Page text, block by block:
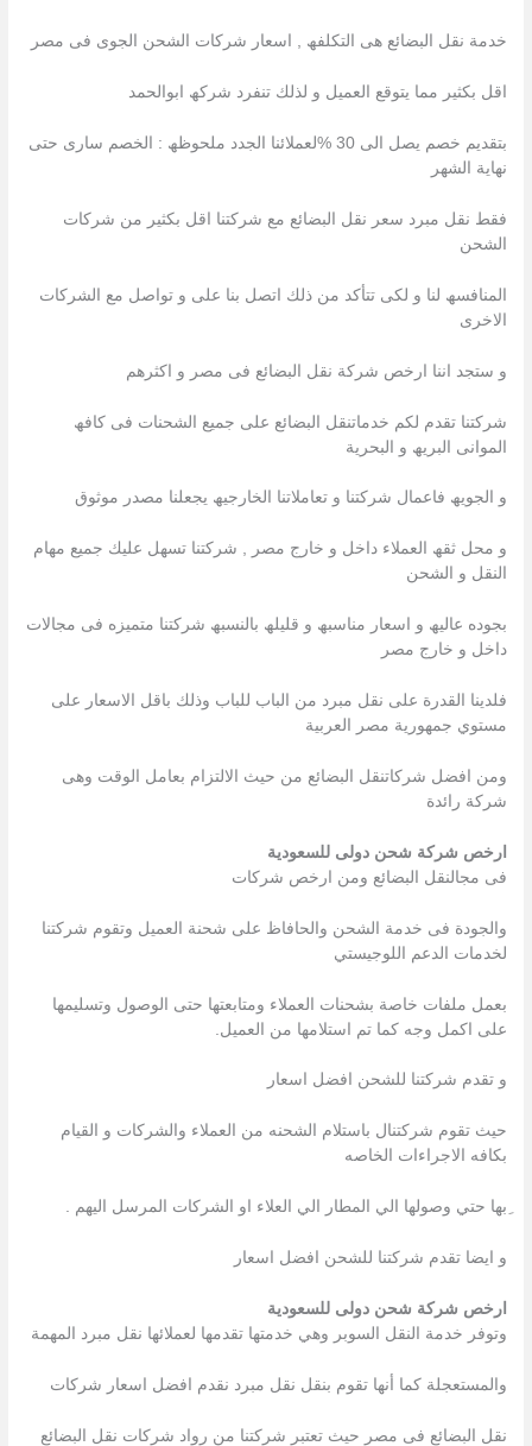
خدمة نقل البضائع ھى التكلفھ , اسعار شركات الشحن الجوى فى مصر
اقل بكثیر مما یتوقع العمیل و لذلك تنفرد شركھ ابوالحمد
بتقدیم خصم یصل الى 30 %لعملائنا الجدد ملحوظھ : الخصم سارى حتى
نھایة الشھر
فقط نقل مبرد سعر نقل البضائع مع شركتنا اقل بكثیر من شركات
الشحن
المنافسھ لنا و لكى تتأكد من ذلك اتصل بنا على و تواصل مع الشركات
الاخرى
و ستجد اننا ارخص شركة نقل البضائع فى مصر و اكثرھم
شركتنا تقدم لكم خدماتنقل البضائع على جمیع الشحنات فى كافھ
الموانى البریھ و البحریة
و الجویھ فاعمال شركتنا و تعاملاتنا الخارجیھ یجعلنا مصدر موثوق
و محل ثقھ العملاء داخل و خارج مصر , شركتنا تسھل علیك جمیع مھام
النقل و الشحن
بجوده عالیھ و اسعار مناسبھ و قلیلھ بالنسبھ شركتنا متمیزه فى مجالات
داخل و خارج مصر
فلدينا القدرة على نقل مبرد من الباب للباب وذلك باقل الاسعار على
مستوي جمهورية مصر العربية
ومن افضل شركاتنقل البضائع من حيث الالتزام بعامل الوقت وهى
شركة رائدة
ارخص شركة شحن دولى للسعودية
فى مجالنقل البضائع ومن ارخص شركات
والجودة فى خدمة الشحن والحافاظ على شحنة العميل وتقوم شركتنا
لخدمات الدعم اللوجيستي
بعمل ملفات خاصة بشحنات العملاء ومتابعتها حتى الوصول وتسليمها
على اكمل وجه كما تم استلامها من العميل.
و تقدم شركتنا للشحن افضل اسعار
حيث تقوم شركتنال باستلام الشحنه من العملاء والشركات و القيام
بكافه الاجراءات الخاصه
ِبها حتي وصولها الي المطار الي العلاء او الشركات المرسل اليهم .
و ايضا تقدم شركتنا للشحن افضل اسعار
ارخص شركة شحن دولى للسعودية
وتوفر خدمة النقل السوبر وهي خدمتها تقدمها لعملائها نقل مبرد المهمة
والمستعجلة كما أنها تقوم بنقل نقل مبرد نقدم افضل اسعار شركات
نقل البضائع فى مصر حيث تعتبر شركتنا من رواد شركات نقل البضائع